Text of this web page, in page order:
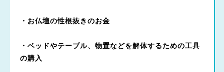
・お仏壇の性根抜きのお金
・ベッドやテーブル、物置などを解体するための工具
の購入